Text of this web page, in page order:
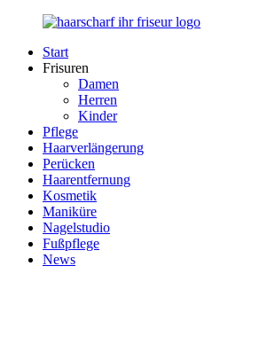
Zurück
Inhalt
Haarscharf
Händen
Start
Frisuren
Damen
Herren
Kinder
Pflege
Haarverlängerung
Perücken
Haarentfernung
Kosmetik
Maniküre
Nagelstudio
Fußpflege
News